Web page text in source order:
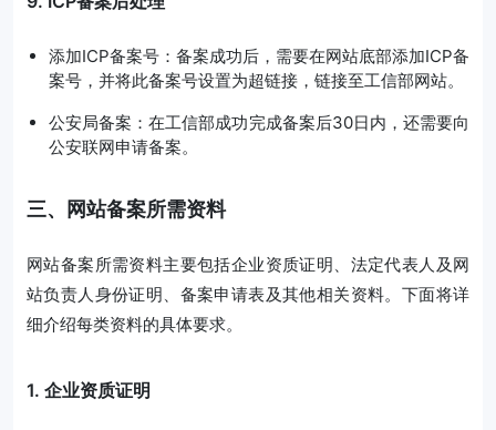
添加ICP备案号：备案成功后，需要在网站底部添加ICP备
案号，并将此备案号设置为超链接，链接至工信部网站。
公安局备案：在工信部成功完成备案后30日内，还需要向
公安联网申请备案。
三、网站备案所需资料
网站备案所需资料主要包括企业资质证明、法定代表人及网
站负责人身份证明、备案申请表及其他相关资料。下面将详
细介绍每类资料的具体要求。
1. 企业资质证明